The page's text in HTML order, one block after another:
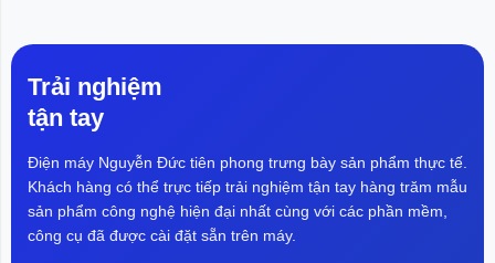
Trải nghiệm
tận tay
Điện máy Nguyễn Đức tiên phong trưng bày sản phẩm thực tế.
Khách hàng có thể trực tiếp trải nghiệm tận tay hàng trăm mẫu
sản phẩm công nghệ hiện đại nhất cùng với các phần mềm,
công cụ đã được cài đặt sẵn trên máy.